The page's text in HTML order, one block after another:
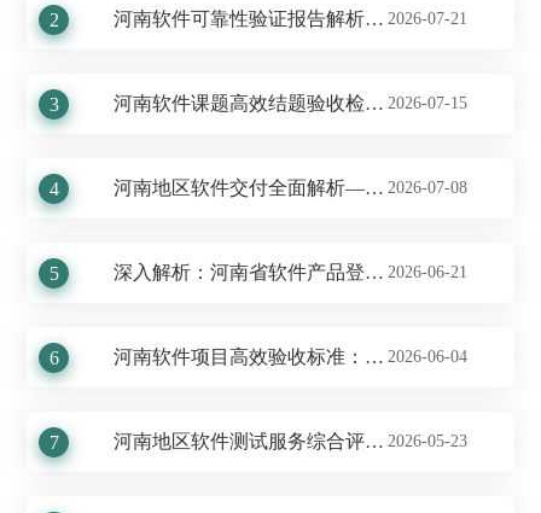
2 河南软件可靠性验证报告解析——专业能力见证 2026-07-21
3 河南软件课题高效结题验收检测报告展示 2026-07-15
4 河南地区软件交付全面解析——验收测试成就展示 2026-07-08
5 深入解析：河南省软件产品登记测试服务的专业成果 2026-06-21
6 河南软件项目高效验收标准：打造卓越品质的保障 2026-06-04
7 河南地区软件测试服务综合评估报告 2026-05-23